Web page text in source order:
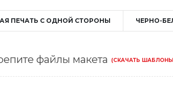
ПЕЧАТЬ С ОДНОЙ СТОРОНЫ ЧЕРНО-
файлы макета (СКАЧАТЬ